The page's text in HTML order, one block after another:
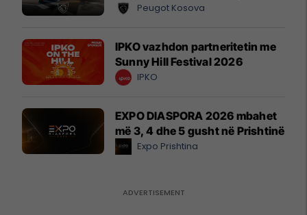
Peugot Kosova
IPKO vazhdon partneritetin me
Sunny Hill Festival 2026
IPKO
EXPO DIASPORA 2026 mbahet
më 3, 4 dhe 5 gusht në Prishtinë
Expo Prishtina